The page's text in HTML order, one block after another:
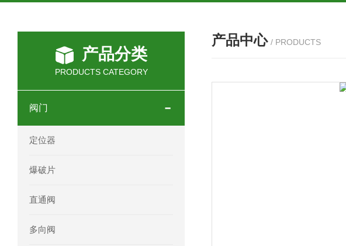
OEMER三相同步电机MTES 132SB/2参数及应用
OEMER三相同步电机MTES 160MA/2参数及应用
OEMER电机QLS 180M环保农业领域应用
产品分类
PRODUCTS CATEGORY
阀门
定位器
爆破片
直通阀
多向阀
产品中心 / PRODUCTS